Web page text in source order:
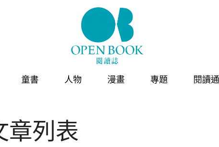
童書 人物 漫畫 專題 閱讀通
列表